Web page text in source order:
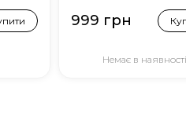
999 грн
Немає в наявності